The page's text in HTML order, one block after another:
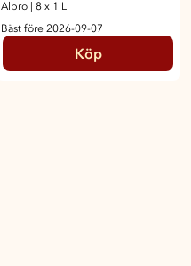
Alpro
8 x 1 L
Bäst före 2026-09-07
Köp